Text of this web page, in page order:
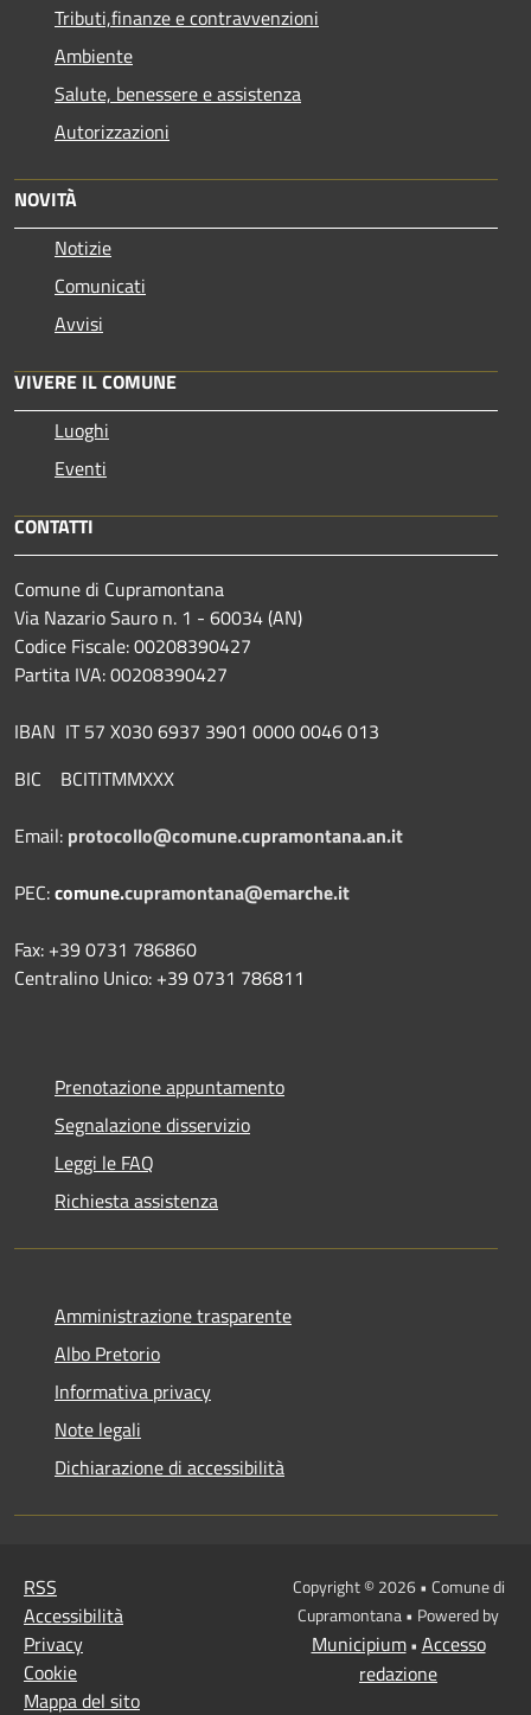
Tributi,finanze e contravvenzioni
Ambiente
Salute, benessere e assistenza
Autorizzazioni
NOVITÀ
Notizie
Comunicati
Avvisi
VIVERE IL COMUNE
Luoghi
Eventi
CONTATTI
Comune di Cupramontana
Via Nazario Sauro n. 1 - 60034 (AN)
Codice Fiscale: 00208390427
Partita IVA: 00208390427
IBAN IT 57 X030 6937 3901 0000 0046 013
BIC BCITITMMXXX
Email: protocollo@comune.cupramontana.an.it
PEC:comune.cupramontana@emarche.it
Fax: +39 0731 786860
Centralino Unico: +39 0731 786811
Prenotazione appuntamento
Segnalazione disservizio
Leggi le FAQ
Richiesta assistenza
Amministrazione trasparente
Albo Pretorio
Informativa privacy
Note legali
Dichiarazione di accessibilità
RSS
Accessibilità
Privacy
Cookie
Mappa del sito
Copyright © 2026 • Comune di
Cupramontana • Powered by
Municipium• Accesso
redazione